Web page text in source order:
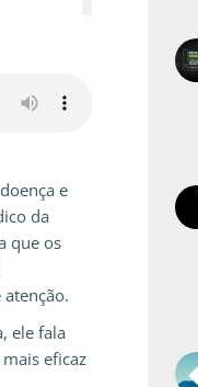
e
da
que os
ele fala
eficaz